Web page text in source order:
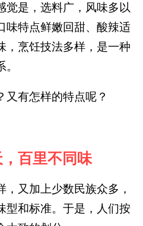
觉是，选料广，风味多以
味特点鲜嫩回甜、酸辣适
，烹饪技法多样，是一种
又有怎样的特点呢？
百里不同味
又加上少数民族众多，
型和标准。于是，人们按